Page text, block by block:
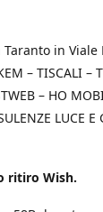
in Viale
– TISCALI –
– HO
LUCE E
ritiro Wish.